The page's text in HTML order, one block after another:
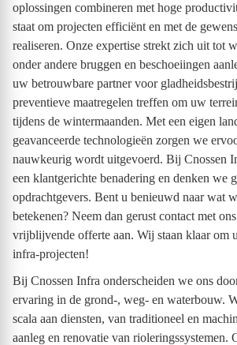
oplossingen combineren met hoge
staat om projecten efficiënt en met de
realiseren. Onze expertise strekt zich uit tot
onder andere bruggen en beschoeiingen
uw betrouwbare partner voor
preventieve maatregelen treffen om uw
tijdens de wintermaanden. Met een eigen
geavanceerde technologieën zorgen we
nauwkeurig wordt uitgevoerd. Bij Cnossen
een klantgerichte benadering en denken we
opdrachtgevers. Bent u benieuwd naar wat
betekenen? Neem dan gerust contact met
vrijblijvende offerte aan. Wij staan klaar om
infra-projecten!
Bij Cnossen Infra onderscheiden we ons
ervaring in de grond-, weg- en waterbouw.
scala aan diensten, van traditioneel en
aanleg en renovatie van rioleringssystemen.